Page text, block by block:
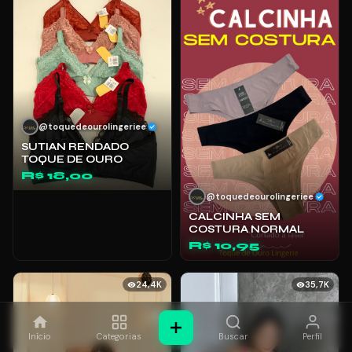
@toquedeourolingeriee
SUTIAN RENDADO
TOQUE DE OURO
R$ 18,00
@toquedeourolingeriee
CALCINHA SEM
COSTURA NORMAL
R$ 10,95
24,4K 35,7K
Início Categorias Buscar Perfil